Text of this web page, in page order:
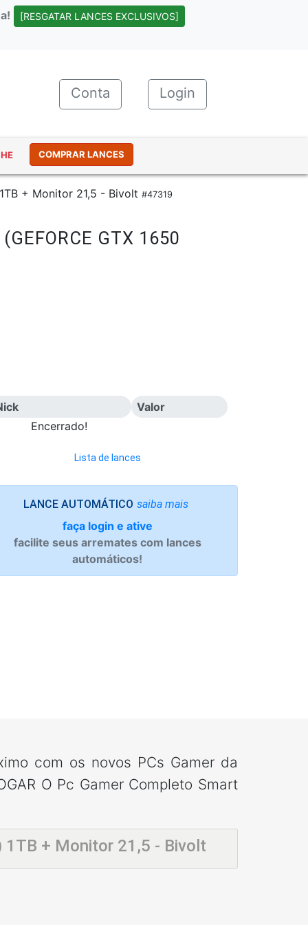
[RESGATAR LANCES EXCLUSIVOS]
Conta (current)Login
COMPRAR LANCES
+ Monitor 21,5 - Bivolt #47319
GTX 1650
Valor
Encerrado!
Lista de lances
LANCE AUTOMÁTICO saiba mais
faça login e ative
facilite seus arremates com lances
automáticos!
com os novos PCs Gamer da
O Pc Gamer Completo Smart
1TB + Monitor 21,5 - Bivolt